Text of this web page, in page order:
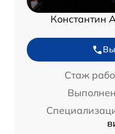
Константин
Стаж